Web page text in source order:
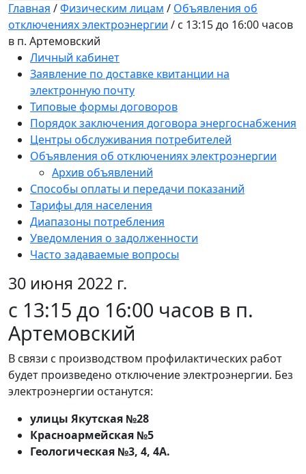
Главная /Физическим лицам / Объявления об
отключениях электроэнергии / с 13:15 до 16:00 часов
в п. Артемовский
Личный кабинет
Заявление по доставке квитанции на
электронную почту
Типовые формы договоров
Порядок заключения договора энергоснабжения
Центры обслуживания потребителей
Объявления об отключениях электроэнергии
Архив объявлений
Способы оплаты и передачи показаний
Тарифы для населения
Диапазоны потребления
Уведомления о задолженности
Часто задаваемые вопросы
30 июня 2022 г.
с 13:15 до 16:00 часов в п.
Артемовский
В связи с производством профилактических работ
будет произведено отключение электроэнергии. Без
электроэнергии останутся:
улицы Якутская №28
Красноармейская №5
Геологическая №3, 4, 4А.